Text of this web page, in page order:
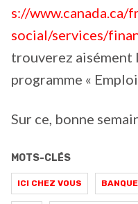
s://
social/services/
trouverez aisément
programme «
Sur ce, bonne
MOTS-CLÉS
ICI CHEZ VOUS